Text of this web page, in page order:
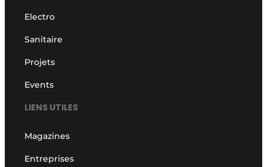
Electro
Sanitaire
Projets
Events
LIENS UTILES
Magazines
Entreprises